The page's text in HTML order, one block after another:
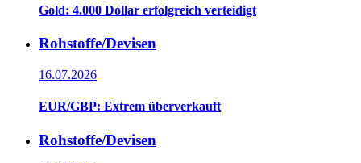
Gold: 4.000 Dollar erfolgreich verteidigt
Rohstoffe/Devisen
16.07.2026
EUR/GBP: Extrem überverkauft
Rohstoffe/Devisen